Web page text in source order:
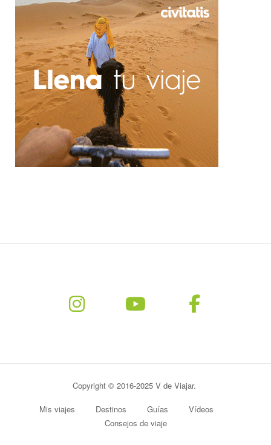
Copyright © 2016-2025 V de Viajar.
Mis viajes Destinos Guías
Vídeos
Consejos de viaje